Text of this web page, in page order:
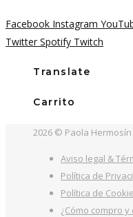
original
era:
Facebook Instagram
Twitter Spotify Twitch
Translate
Carrito
2026 © Paola Hermosín
Aviso legal &
Política de
Política de
¿Cómo compro